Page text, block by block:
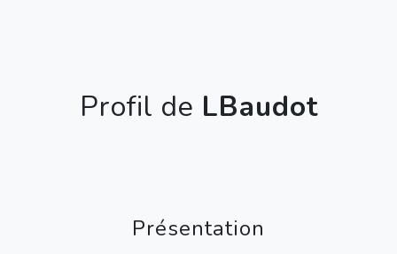
Profil de LBaudot
Présentation